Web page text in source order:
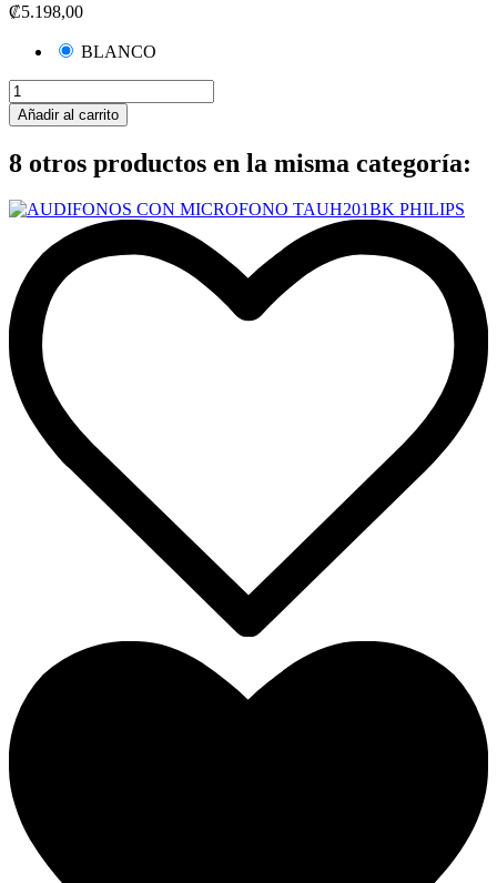
₡5.198,00
BLANCO
Añadir al carrito
8 otros productos en la misma categoría: